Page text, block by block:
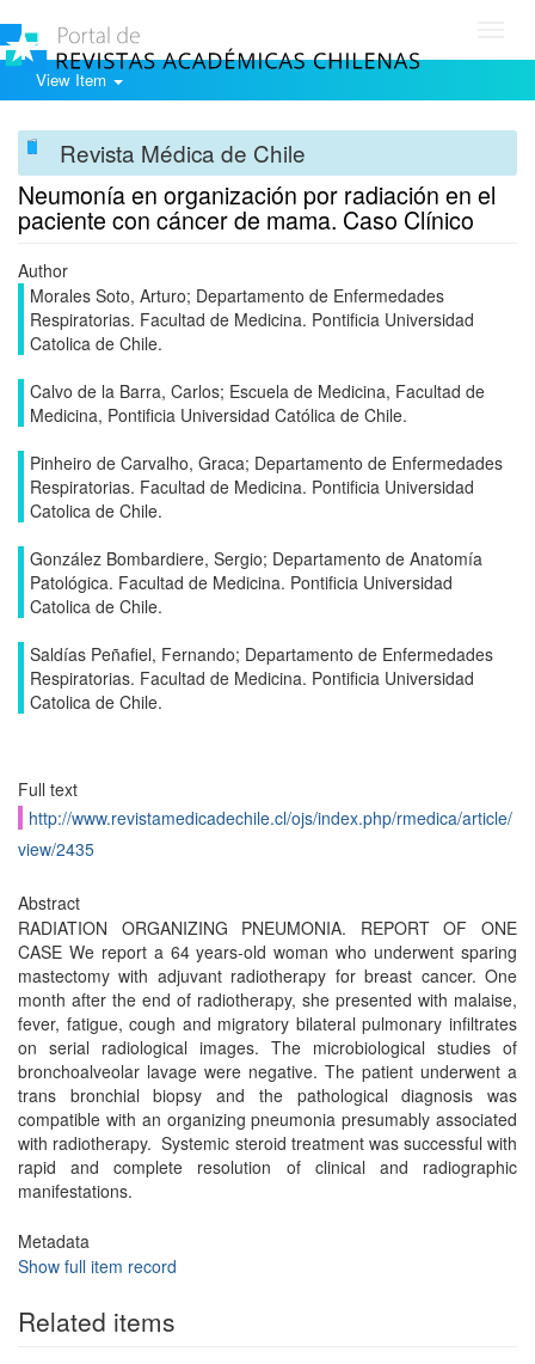
View Item
Revista Médica de Chile
Neumonía en organización por radiación en el
paciente con cáncer de mama. Caso Clínico
Author
Morales Soto, Arturo; Departamento de Enfermedades
Respiratorias. Facultad de Medicina. Pontificia Universidad
Catolica de Chile.
Calvo de la Barra, Carlos; Escuela de Medicina, Facultad de
Medicina, Pontificia Universidad Católica de Chile.
Pinheiro de Carvalho, Graca; Departamento de Enfermedades
Respiratorias. Facultad de Medicina. Pontificia Universidad
Catolica de Chile.
González Bombardiere, Sergio; Departamento de Anatomía
Patológica. Facultad de Medicina. Pontificia Universidad
Catolica de Chile.
Saldías Peñafiel, Fernando; Departamento de Enfermedades
Respiratorias. Facultad de Medicina. Pontificia Universidad
Catolica de Chile.
Full text
http://www.revistamedicadechile.cl/ojs/index.php/rmedica/article/
view/2435
Abstract
RADIATION ORGANIZING PNEUMONIA. REPORT OF ONE
CASE We report a 64 years-old woman who underwent sparing
mastectomy with adjuvant radiotherapy for breast cancer. One
month after the end of radiotherapy, she presented with malaise,
fever, fatigue, cough and migratory bilateral pulmonary infiltrates
on serial radiological images. The microbiological studies of
bronchoalveolar lavage were negative. The patient underwent a
trans bronchial biopsy and the pathological diagnosis was
compatible with an organizing pneumonia presumably associated
with radiotherapy. Systemic steroid treatment was successful with
rapid and complete resolution of clinical and radiographic
manifestations.
Metadata
Show full item record
Related items